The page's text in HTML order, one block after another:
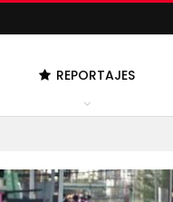
REPORTAJES